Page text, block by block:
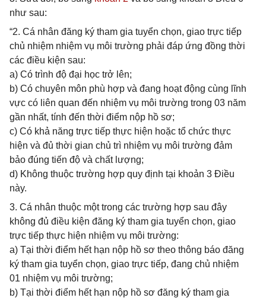
như sau:
“2. Cá nhân đăng ký tham gia tuyển chọn, giao trực tiếp
chủ nhiệm nhiệm vụ môi trường phải đáp ứng đồng thời
các điều kiện sau:
a) Có trình độ đại học trở lên;
b) Có chuyên môn phù hợp và đang hoạt động cùng lĩnh
vực có liên quan đến nhiệm vụ môi trường trong 03 năm
gần nhất, tính đến thời điểm nộp hồ sơ;
c) Có khả năng trực tiếp thực hiện hoặc tổ chức thực
hiện và đủ thời gian chủ trì nhiệm vụ môi trường đảm
bảo đúng tiến độ và chất lượng;
d) Không thuộc trường hợp quy định tại khoản 3 Điều
này.
3. Cá nhân thuộc một trong các trường hợp sau đây
không đủ điều kiện đăng ký tham gia tuyển chọn, giao
trực tiếp thực hiện nhiệm vụ môi trường:
a) Tại thời điểm hết hạn nộp hồ sơ theo thông báo đăng
ký tham gia tuyển chọn, giao trực tiếp, đang chủ nhiệm
01 nhiệm vụ môi trường;
b) Tại thời điểm hết hạn nộp hồ sơ đăng ký tham gia